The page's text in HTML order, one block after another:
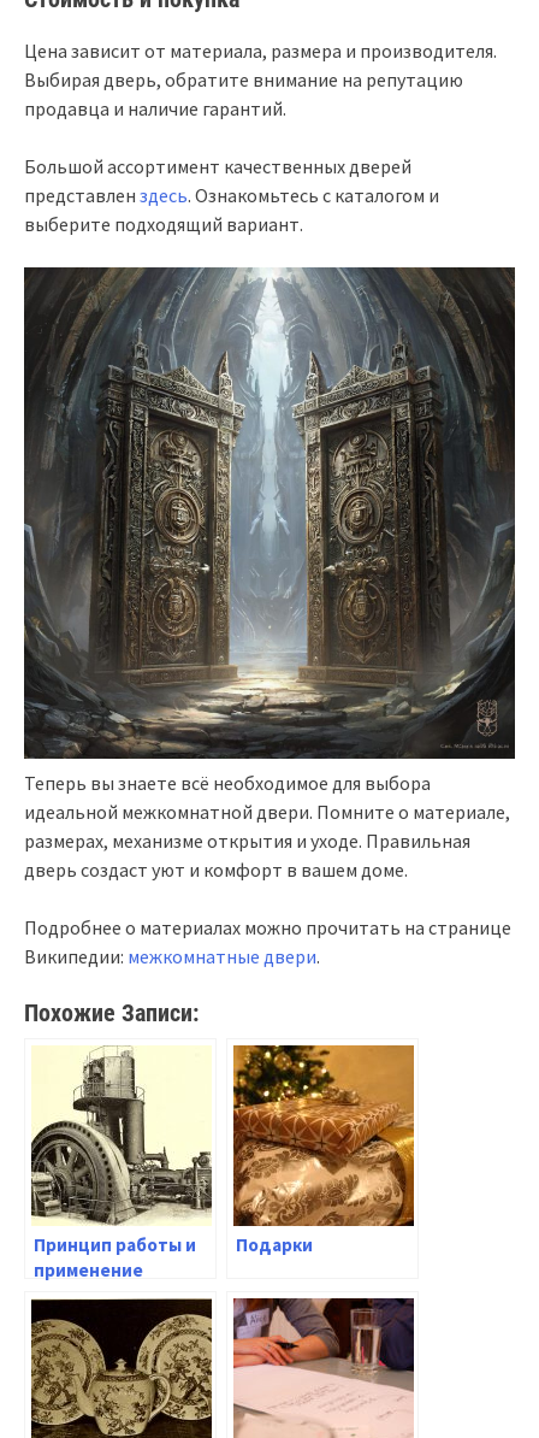
Цена зависит от материала, размера и производителя.
Выбирая дверь, обратите внимание на репутацию
продавца и наличие гарантий.
Большой ассортимент качественных дверей
представлен здесь. Ознакомьтесь с каталогом и
выберите подходящий вариант.
Теперь вы знаете всё необходимое для выбора
идеальной межкомнатной двери. Помните о материале,
размерах, механизме открытия и уходе. Правильная
дверь создаст уют и комфорт в вашем доме.
Подробнее о материалах можно прочитать на странице
Википедии: межкомнатные двери.
Похожие Записи:
Принцип работы и
применение
гидравлического
двигателя
Подарки